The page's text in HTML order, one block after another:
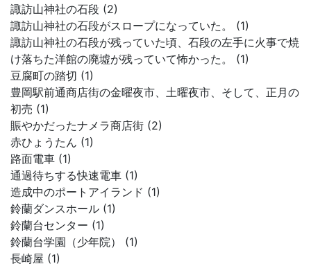
諏訪山神社の石段 (2)
諏訪山神社の石段がスロープになっていた。 (1)
諏訪山神社の石段が残っていた頃、石段の左手に火事で焼
け落ちた洋館の廃墟が残っていて怖かった。 (1)
豆腐町の踏切 (1)
豊岡駅前通商店街の金曜夜市、土曜夜市、そして、正月の
初売 (1)
賑やかだったナメラ商店街 (2)
赤ひょうたん (1)
路面電車 (1)
通過待ちする快速電車 (1)
造成中のポートアイランド (1)
鈴蘭ダンスホール (1)
鈴蘭台センター (1)
鈴蘭台学園（少年院） (1)
長崎屋 (1)